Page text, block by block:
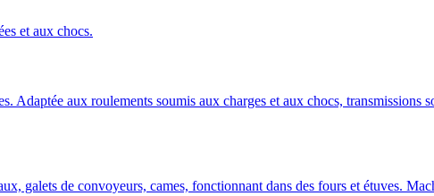
et aux chocs.
Adaptée aux roulements soumis aux charges et aux chocs, transmissions
galets de convoyeurs, cames, fonctionnant dans des fours et étuves.